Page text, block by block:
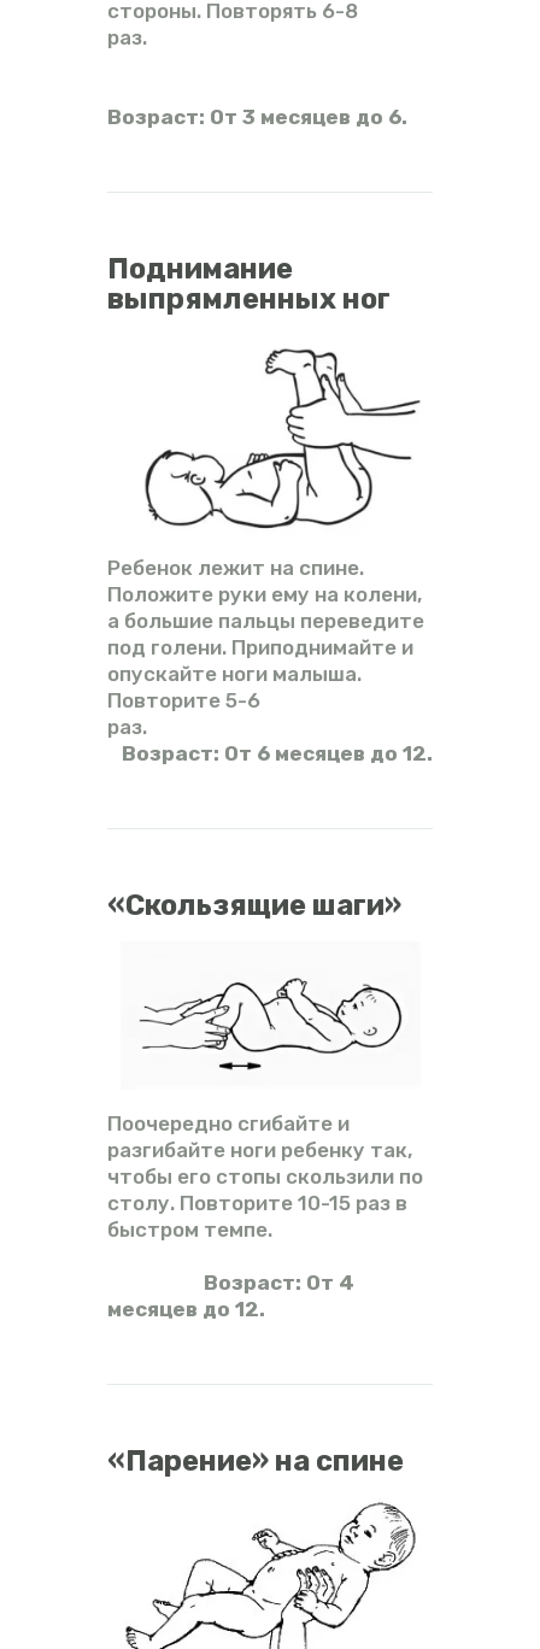
стороны. Повторять 6-8
раз.
Возраст: От 3 месяцев до 6.
Поднимание
выпрямленных ног
Ребенок лежит на спине.
Положите руки ему на колени,
а большие пальцы переведите
под голени. Приподнимайте и
опускайте ноги малыша.
Повторите 5-6
раз.
Возраст: От 6 месяцев до 12.
«Скользящие шаги»
Поочередно сгибайте и
разгибайте ноги ребенку так,
чтобы его стопы скользили по
столу. Повторите 10-15 раз в
быстром темпе.
Возраст: От 4
месяцев до 12.
«Парение» на спине